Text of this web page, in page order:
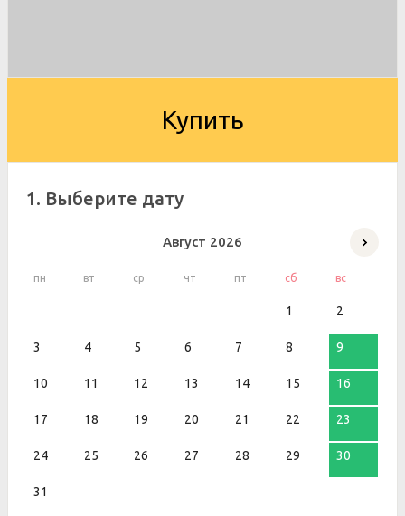
Купить
1. Выберите дату
Август 2026
пн вт ср чт пт сб вс
1 2
3 4 5 6 7 8 9
10 11 12 13 14 15 16
17 18 19 20 21 22 23
24 25 26 27 28 29 30
31